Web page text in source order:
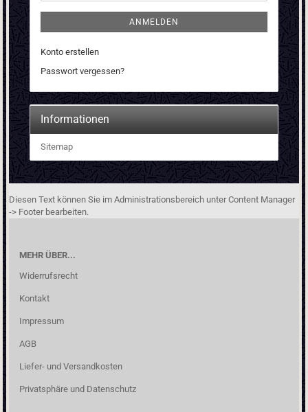
ANMELDEN
Konto erstellen
Passwort vergessen?
Informationen
Sitemap
Diesen Text können Sie im Administrationsbereich unter Content Manager
-> Footer bearbeiten.
MEHR ÜBER...
Widerrufsrecht
Kontakt
Impressum
AGB
Liefer- und Versandkosten
Privatsphäre und Datenschutz